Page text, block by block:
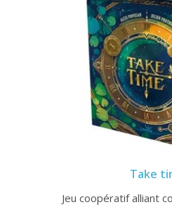
Take
Jeu coopératif alliant